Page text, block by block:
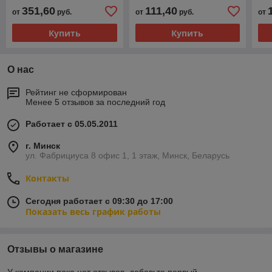
от 351,60 руб.
Купить
от 111,40руб.
Купить
от
О нас
Рейтинг не сформирован
Менее 5 отзывов за последний год
Работает с 05.05.2011
г. Минск
ул. Фабрициуса 8 офис 1, 1 этаж, Минск, Беларусь
Контакты
Сегодня работает с 09:30 до 17:00
Показать весь график работы
Отзывы о магазине